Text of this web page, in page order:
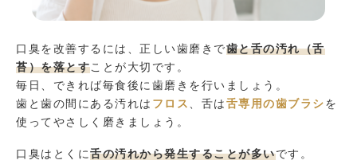
口臭を改善するには、正しい歯磨きで歯と舌の汚れ（舌
苔）を落とすことが大切です。
毎日、できれば毎食後に歯磨きを行いましょう。
歯と歯の間にある汚れは フロス 、舌は舌専用の歯ブラシを
使ってやさしく磨きましょう。
口臭はとくに舌の汚れから発生することが多いです。